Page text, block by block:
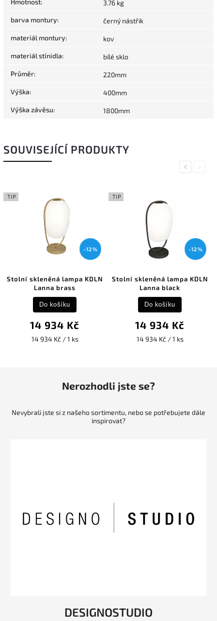
3.76 kg
barva montury: černý nástřik
materiál montury: kov
materiál stínidla: bílé sklo
Průměr: 220mm
Výška: 400mm
Výška závěsu: 1800mm
SOUVISEJÍCÍ PRODUKTY
Previous
TIP
–12 %
Stolní skleněná lampa KDLN
Lanna brass
14 934 Kč
14 934 Kč / 1 ks
Do košíku
TIP
–12 %
Stolní skleněná lampa KDLN
Lanna black
14 934 Kč
14 934 Kč / 1 ks
Do košíku
Next
Nerozhodli jste se?
Nevybrali jste si z našeho sortimentu, nebo se potřebujete dále
inspirovat?
DESIGNOSTUDIO